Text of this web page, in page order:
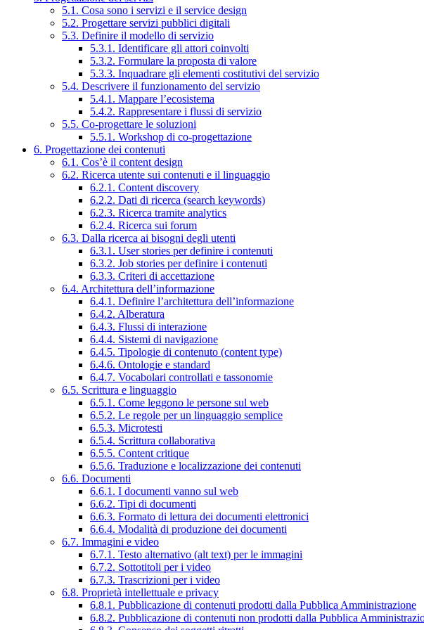
5.1. Cosa sono i servizi e il service design
5.2. Progettare servizi pubblici digitali
5.3. Definire il modello di servizio
5.3.1. Identificare gli attori coinvolti
5.3.2. Formulare la proposta di valore
5.3.3. Inquadrare gli elementi costitutivi del servizio
5.4. Descrivere il funzionamento del servizio
5.4.1. Mappare l’ecosistema
5.4.2. Rappresentare i flussi di servizio
5.5. Co-progettare le soluzioni
5.5.1. Workshop di co-progettazione
6. Progettazione dei contenuti
6.1. Cos’è il content design
6.2. Ricerca utente sui contenuti e il linguaggio
6.2.1. Content discovery
6.2.2. Dati di ricerca (search keywords)
6.2.3. Ricerca tramite analytics
6.2.4. Ricerca sui forum
6.3. Dalla ricerca ai bisogni degli utenti
6.3.1. User stories per definire i contenuti
6.3.2. Job stories per definire i contenuti
6.3.3. Criteri di accettazione
6.4. Architettura dell’informazione
6.4.1. Definire l’architettura dell’informazione
6.4.2. Alberatura
6.4.3. Flussi di interazione
6.4.4. Sistemi di navigazione
6.4.5. Tipologie di contenuto (content type)
6.4.6. Ontologie e standard
6.4.7. Vocabolari controllati e tassonomie
6.5. Scrittura e linguaggio
6.5.1. Come leggono le persone sul web
6.5.2. Le regole per un linguaggio semplice
6.5.3. Microtesti
6.5.4. Scrittura collaborativa
6.5.5. Content critique
6.5.6. Traduzione e localizzazione dei contenuti
6.6. Documenti
6.6.1. I documenti vanno sul web
6.6.2. Tipi di documenti
6.6.3. Formato di lettura dei documenti elettronici
6.6.4. Modalità di produzione dei documenti
6.7. Immagini e video
6.7.1. Testo alternativo (alt text) per le immagini
6.7.2. Sottotitoli per i video
6.7.3. Trascrizioni per i video
6.8. Proprietà intellettuale e privacy
6.8.1. Pubblicazione di contenuti prodotti dalla Pubblica Amministrazione
6.8.2. Pubblicazione di contenuti non prodotti dalla Pubblica